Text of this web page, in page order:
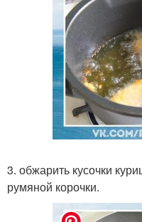
3. обжарить кусочки
румяной корочки.